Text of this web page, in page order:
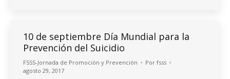
10 de septiembre Día Mundial para la
Prevención del Suicidio
FSSS-Jornada de Promoción y Prevención Por fsss
agosto 29, 2017